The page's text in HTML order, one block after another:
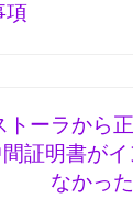
項
トーラから
証明書が
なかっ